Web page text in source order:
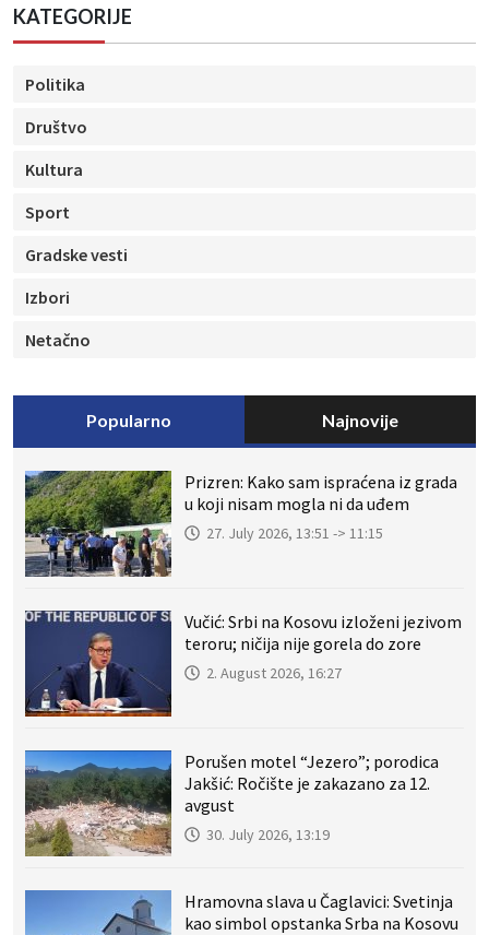
KATEGORIJE
Politika
Društvo
Kultura
Sport
Gradske vesti
Izbori
Netačno
Popularno Najnovije
Prizren: Kako sam ispraćena iz grada
u koji nisam mogla ni da uđem
27. July 2026, 13:51 -> 11:15
Vučić: Srbi na Kosovu izloženi jezivom
teroru; ničija nije gorela do zore
2. August 2026, 16:27
Porušen motel “Jezero”; porodica
Jakšić: Ročište je zakazano za 12.
avgust
30. July 2026, 13:19
Hramovna slava u Čaglavici: Svetinja
kao simbol opstanka Srba na Kosovu